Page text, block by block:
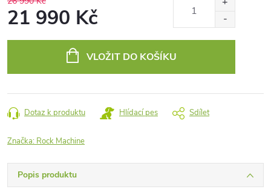
21 990 Kč
VLOŽIT DO KOŠÍKU
Dotaz k produktu Hlídací pes Sdílet
Značka: Rock Machine
Popis produktu